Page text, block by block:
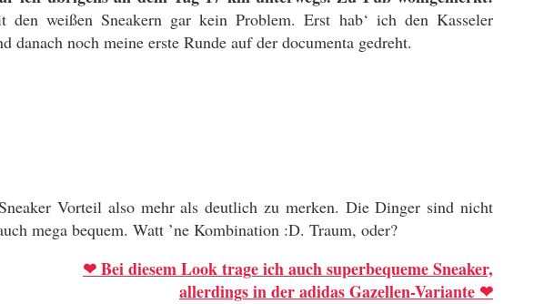
weißen Sneakern gar kein Problem. Erst hab‘ ich den Kasseler
danach noch meine erste Runde auf der documenta gedreht.
Vorteil also mehr als deutlich zu merken. Die Dinger sind nicht
mega bequem. Watt ’ne Kombination :D. Traum, oder?
❤ Bei diesem Look trage ich auch superbequeme Sneaker,
allerdings in der adidas Gazellen-Variante ❤